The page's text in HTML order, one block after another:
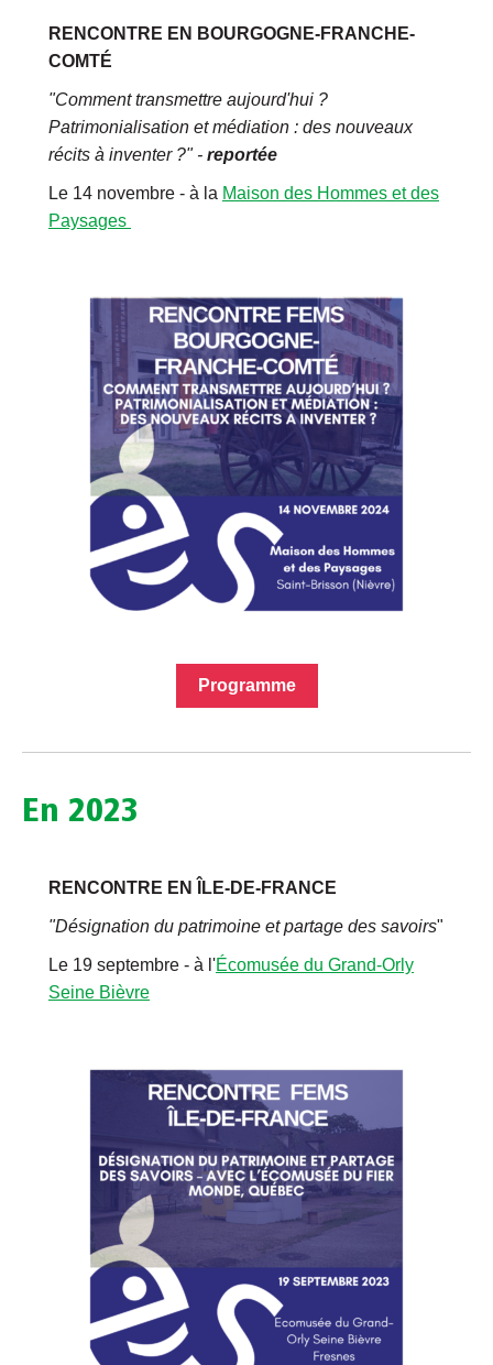
RENCONTRE EN BOURGOGNE-FRANCHE-
COMTÉ
"Comment transmettre aujourd'hui ?
Patrimonialisation et médiation : des nouveaux
récits à inventer ?" - reportée
Le 14 novembre - à la Maison des Hommes et des
Paysages
Programme
En 2023
RENCONTRE EN ÎLE-DE-FRANCE
"Désignation du patrimoine et partage des savoirs"
Le 19 septembre - à l'Écomusée du Grand-Orly
Seine Bièvre